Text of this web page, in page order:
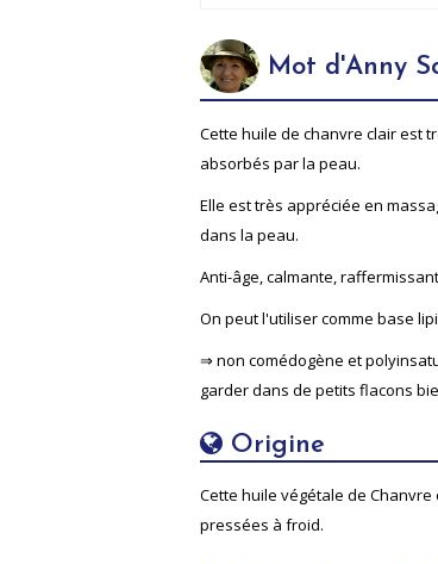
Mot d'Anny
Cette huile de chanvre clair est
absorbés par la peau.
Elle est très appréciée en
dans la peau.
Anti-âge, calmante,
On peut l'utiliser comme base
⇒ non comédogène et
garder dans de petits flacons
Origine
Cette huile végétale de Chanvre
pressées à froid.